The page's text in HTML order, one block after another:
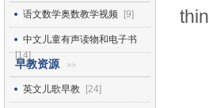
语文数学奥数教学视频 [9]
中文儿童有声读物和电子书
[14]
早教资源 >>
英文儿歌早教 [24]